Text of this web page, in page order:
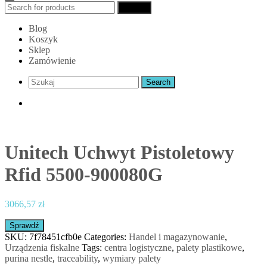
Search
for:
Blog
Koszyk
Sklep
Zamówienie
Unitech Uchwyt Pistoletowy
Rfid 5500-900080G
3066,57 zł
Sprawdź
SKU: 7f78451cfb0e Categories: Handel i magazynowanie,
Urządzenia fiskalne Tags: centra logistyczne, palety plastikowe,
purina nestle, traceability, wymiary palety